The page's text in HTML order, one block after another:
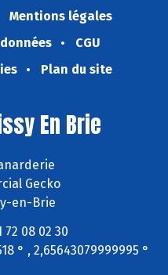
Mentions légales
CGU
Plan du site
En Brie
Gecko
en-Brie
72 08 02 30
° , 2,65643079999995 °